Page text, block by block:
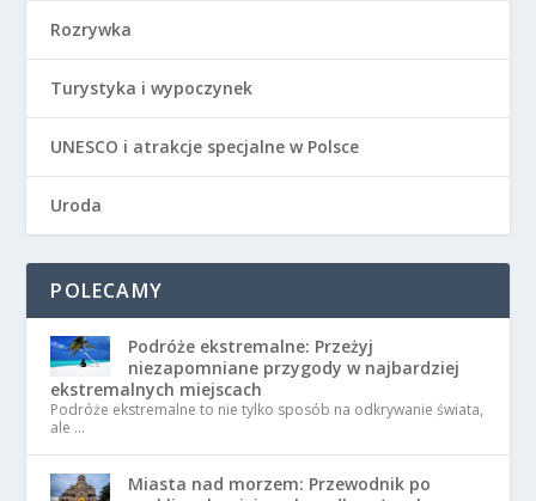
Rozrywka
Turystyka i wypoczynek
UNESCO i atrakcje specjalne w Polsce
Uroda
POLECAMY
Podróże ekstremalne: Przeżyj
niezapomniane przygody w najbardziej
ekstremalnych miejscach
Podróże ekstremalne to nie tylko sposób na odkrywanie świata,
ale …
Miasta nad morzem: Przewodnik po